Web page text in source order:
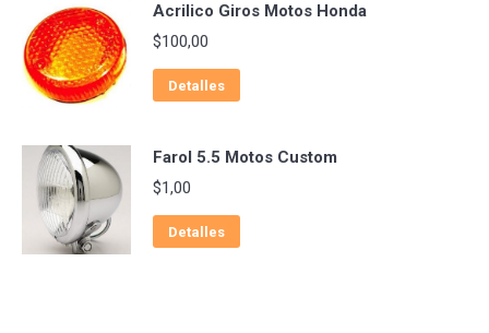
Acrilico Giros Motos Honda
$100,00
Detalles
Farol 5.5 Motos Custom
$1,00
Detalles